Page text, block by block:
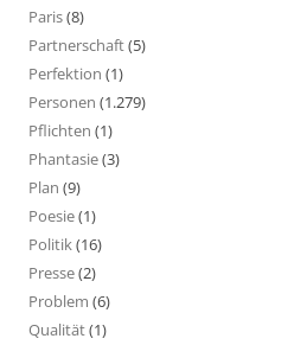
Paris(8)
Partnerschaft(5)
Perfektion (1)
Personen (1.279)
Pflichten (1)
Phantasie(3)
Plan (9)
Poesie(1)
Politik(16)
Presse(2)
Problem (6)
Qualität(1)